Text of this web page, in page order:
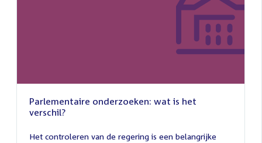
Parlementaire onderzoeken: wat is het
verschil?
juli
Het controleren van de regering is een belangrijke